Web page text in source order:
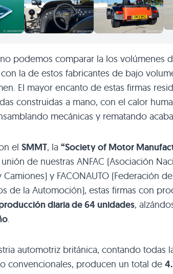
podemos comparar la los volúmenes
la de estos fabricantes de bajo
El mayor encanto de estas firmas
construidas a mano, con el calor
mecánicas y rematando
el SMMT, la “Society of Motor
de nuestras ANFAC (Asociación
Camiones) y FACONAUTO (Federación
de la Automoción), estas firmas con
diaria de 64 unidades,
.
automotriz británica, contando todas
convencionales, producen un total de